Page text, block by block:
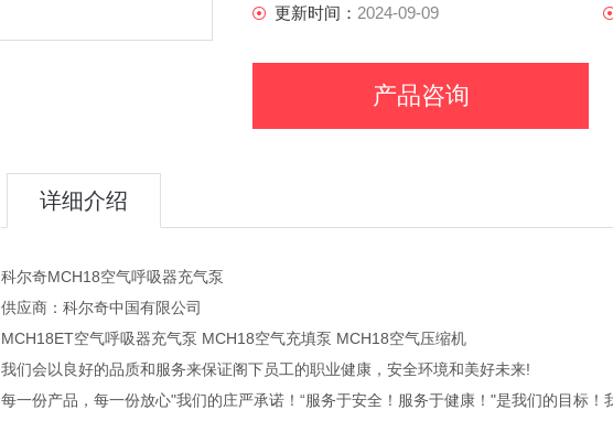
更新时间： 2024-09-09
产品咨询
详细介绍
科尔奇MCH18空气呼吸器充气泵
供应商：科尔奇中国有限公司
MCH18ET空气呼吸器充气泵 MCH18空气充填泵 MCH18空气压缩机
我们会以良好的品质和服务来保证阁下员工的职业健康，安全环境和美好未来!
每一份产品，每一份放心"我们的庄严承诺！“服务于安全！服务于健康！"是我们的目标！